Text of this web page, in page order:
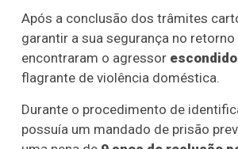
Após a conclusão dos trâmites
garantir a sua segurança no
encontraram o agressor
flagrante de violência doméstica.
Durante o procedimento de
possuía um mandado de prisão